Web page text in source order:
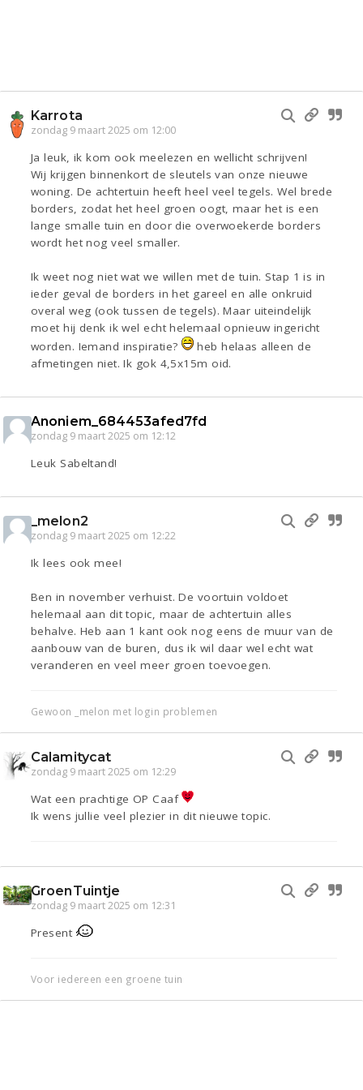
Karrota
zondag 9 maart 2025 om 12:00
Ja leuk, ik kom ook meelezen en wellicht schrijven!
Wij krijgen binnenkort de sleutels van onze nieuwe
woning. De achtertuin heeft heel veel tegels. Wel brede
borders, zodat het heel groen oogt, maar het is een
lange smalle tuin en door die overwoekerde borders
wordt het nog veel smaller.
Ik weet nog niet wat we willen met de tuin. Stap 1 is in
ieder geval de borders in het gareel en alle onkruid
overal weg (ook tussen de tegels). Maar uiteindelijk
moet hij denk ik wel echt helemaal opnieuw ingericht
worden. Iemand inspiratie?
heb helaas alleen de
afmetingen niet. Ik gok 4,5x15m oid.
Anoniem_684453afed7fd
zondag 9 maart 2025 om 12:12
Leuk Sabeltand!
_melon2
zondag 9 maart 2025 om 12:22
Ik lees ook mee!
Ben in november verhuist. De voortuin voldoet
helemaal aan dit topic, maar de achtertuin alles
behalve. Heb aan 1 kant ook nog eens de muur van de
aanbouw van de buren, dus ik wil daar wel echt wat
veranderen en veel meer groen toevoegen.
Gewoon _melon met login problemen
Calamitycat
zondag 9 maart 2025 om 12:29
Wat een prachtige OP Caaf
Ik wens jullie veel plezier in dit nieuwe topic.
GroenTuintje
zondag 9 maart 2025 om 12:31
Present
Voor iedereen een groene tuin